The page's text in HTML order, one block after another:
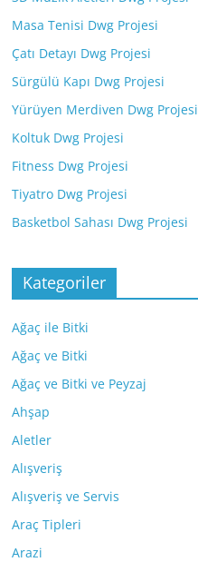
Masa Tenisi Dwg Projesi
Çatı Detayı Dwg Projesi
Sürgülü Kapı Dwg Projesi
Yürüyen Merdiven Dwg Projesi
Koltuk Dwg Projesi
Fitness Dwg Projesi
Tiyatro Dwg Projesi
Basketbol Sahası Dwg Projesi
Kategoriler
Ağaç ile Bitki
Ağaç ve Bitki
Ağaç ve Bitki ve Peyzaj
Ahşap
Aletler
Alışveriş
Alışveriş ve Servis
Araç Tipleri
Arazi